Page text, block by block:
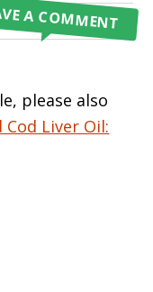
A COMMENT
please also
Liver Oil: